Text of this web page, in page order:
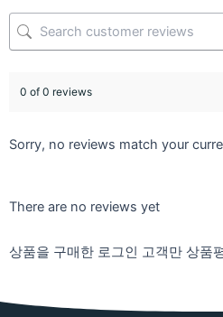
0 of 0 reviews
Sorry, no reviews match your
There are no reviews yet
상품을 구매한 로그인 고객만 상품